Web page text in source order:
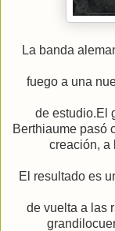
La banda
fuego a una
de estudio.El
Berthiaume pasó
creación, a
El resultado es
de vuelta a las